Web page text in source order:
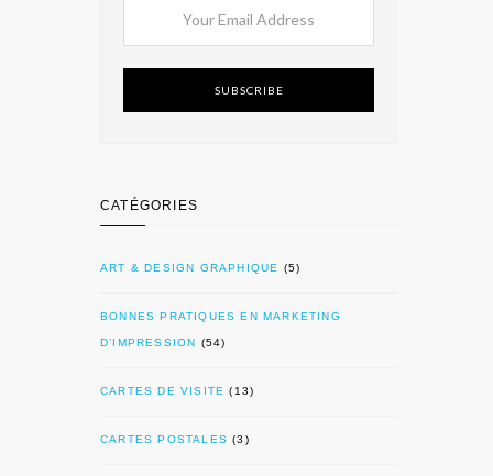
SUBSCRIBE
CATÉGORIES
ART & DESIGN GRAPHIQUE (5)
BONNES PRATIQUES EN MARKETING
D’IMPRESSION (54)
CARTES DE VISITE (13)
CARTES POSTALES (3)